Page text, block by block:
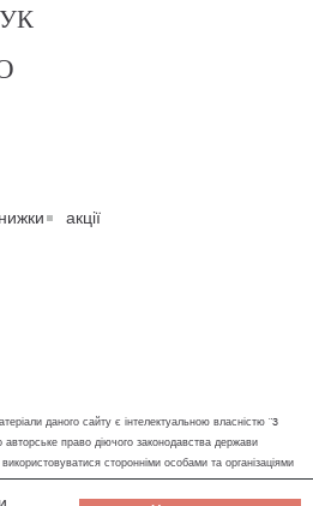
акції
даного сайту є інтелектуальною власністю "3
право діючого законодавства держави
сторонніми особами та організаціями
завантаження, копіювання, друк та інше використання